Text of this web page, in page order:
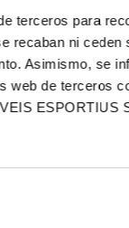
terceros para
recaban ni ceden
Asimismo, se
web de terceros
ESPORTIUS